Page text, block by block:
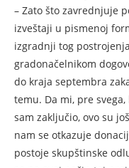
– Zato što zavrednjuje
izveštaji u pismenoj
izgradnji tog
gradonačelnikom
do kraja septembra
temu. Da mi, pre
sam zaključio, ovo su
nam se otkazuje
postoje skupštinske